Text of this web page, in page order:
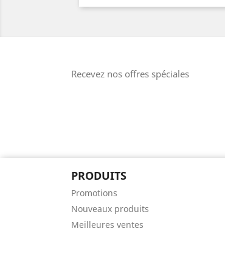
cassé
Recevez nos offres spéciales
PRODUITS
Promotions
Nouveaux produits
Meilleures ventes